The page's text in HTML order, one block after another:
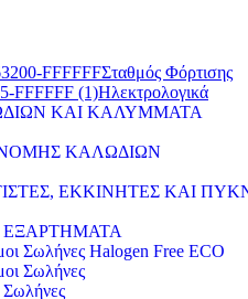
Σταθμός Φόρτισης
Ηλεκτρολογικά
ΚΑΙ ΚΑΛΥΜΜΑΤΑ
ΚΑΛΩΔΙΩΝ
ΕΚΚΙΝΗΤΕΣ ΚΑΙ
Σωλήνες Halogen Free ECO
Σωλήνες
Σωλήνες